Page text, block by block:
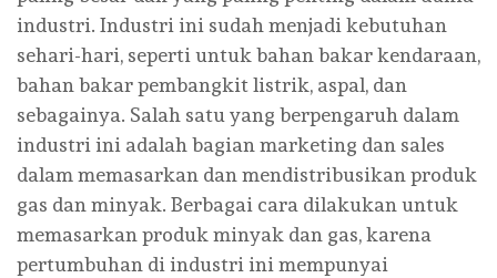
industri. Industri ini sudah menjadi kebutuhan
sehari-hari, seperti untuk bahan bakar kendaraan,
bahan bakar pembangkit listrik, aspal, dan
sebagainya. Salah satu yang berpengaruh dalam
industri ini adalah bagian marketing dan sales
dalam memasarkan dan mendistribusikan produk
gas dan minyak. Berbagai cara dilakukan untuk
memasarkan produk minyak dan gas, karena
pertumbuhan di industri ini mempunyai